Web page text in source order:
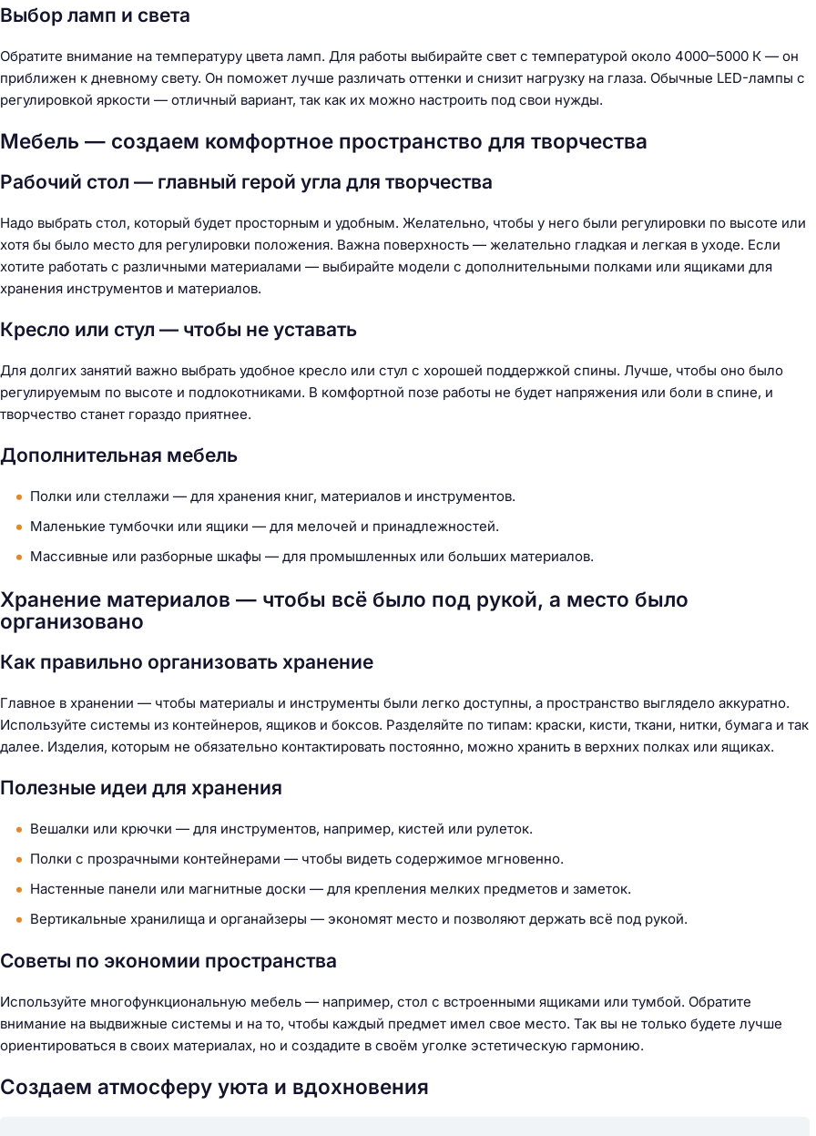
Выбор ламп и света
Обратите внимание на температуру цвета ламп. Для работы выбирайте свет с температурой около 4000–5000 К — он
приближен к дневному свету. Он поможет лучше различать оттенки и снизит нагрузку на глаза. Обычные LED-лампы с
регулировкой яркости — отличный вариант, так как их можно настроить под свои нужды.
Мебель — создаем комфортное пространство для творчества
Рабочий стол — главный герой угла для творчества
Надо выбрать стол, который будет просторным и удобным. Желательно, чтобы у него были регулировки по высоте или
хотя бы было место для регулировки положения. Важна поверхность — желательно гладкая и легкая в уходе. Если
хотите работать с различными материалами — выбирайте модели с дополнительными полками или ящиками для
хранения инструментов и материалов.
Кресло или стул — чтобы не уставать
Для долгих занятий важно выбрать удобное кресло или стул с хорошей поддержкой спины. Лучше, чтобы оно было
регулируемым по высоте и подлокотниками. В комфортной позе работы не будет напряжения или боли в спине, и
творчество станет гораздо приятнее.
Дополнительная мебель
Полки или стеллажи — для хранения книг, материалов и инструментов.
Маленькие тумбочки или ящики — для мелочей и принадлежностей.
Массивные или разборные шкафы — для промышленных или больших материалов.
Хранение материалов — чтобы всё было под рукой, а место было
организовано
Как правильно организовать хранение
Главное в хранении — чтобы материалы и инструменты были легко доступны, а пространство выглядело аккуратно.
Используйте системы из контейнеров, ящиков и боксов. Разделяйте по типам: краски, кисти, ткани, нитки, бумага и так
далее. Изделия, которым не обязательно контактировать постоянно, можно хранить в верхних полках или ящиках.
Полезные идеи для хранения
Вешалки или крючки — для инструментов, например, кистей или рулеток.
Полки с прозрачными контейнерами — чтобы видеть содержимое мгновенно.
Настенные панели или магнитные доски — для крепления мелких предметов и заметок.
Вертикальные хранилища и органайзеры — экономят место и позволяют держать всё под рукой.
Советы по экономии пространства
Используйте многофункциональную мебель — например, стол с встроенными ящиками или тумбой. Обратите
внимание на выдвижные системы и на то, чтобы каждый предмет имел свое место. Так вы не только будете лучше
ориентироваться в своих материалах, но и создадите в своём уголке эстетическую гармонию.
Создаем атмосферу уюта и вдохновения